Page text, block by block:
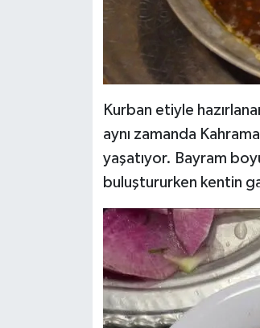
Kurban etiyle
aynı zamanda
yaşatıyor. Bayram
buluştururken kentin